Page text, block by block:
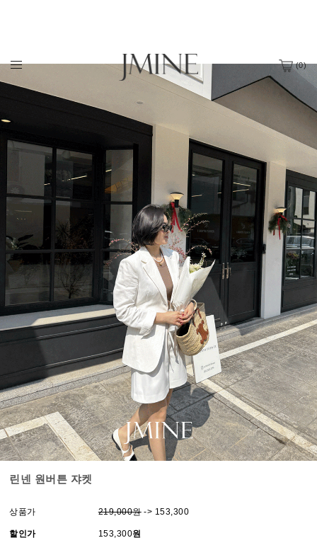
(0)
린넨 원버튼 쟈켓
상품가 219,000원-> 153,300
할인가 153,300원